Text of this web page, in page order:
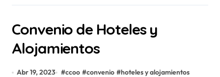
Convenio de Hoteles y
Alojamientos
Abr 19, 2023 #ccoo #convenio #hoteles y alojamientos